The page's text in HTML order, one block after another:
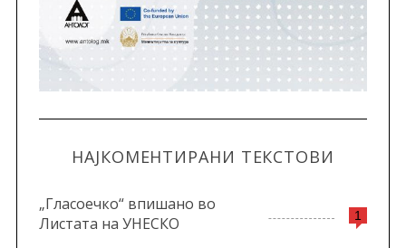
НАЈКОМЕНТИРАНИ ТЕКСТОВИ
1
„Гласоечко“ впишано во
Листата на УНЕСКО